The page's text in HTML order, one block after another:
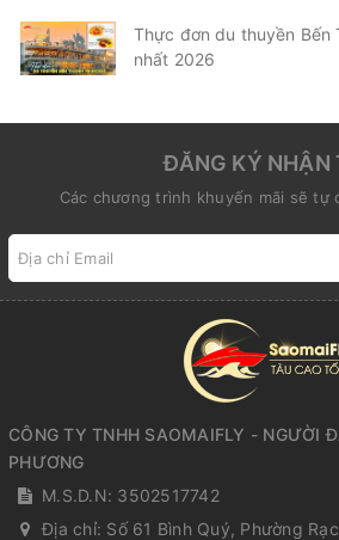
Thực đơn du thuyền Bến
nhất 2026
ĐĂNG KÝ NHẬN
Các chương trình khuyến mãi sẽ tự
CÔNG TY TNHH SAOMAIFLY - NGƯỜI
PHƯƠNG
M.S.D.N: 3502517742
Địa chỉ: Số 61 Bình Quý, Phường